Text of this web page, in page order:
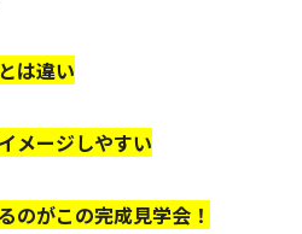
は違い
メージしやすい
のがこの完成見学会！